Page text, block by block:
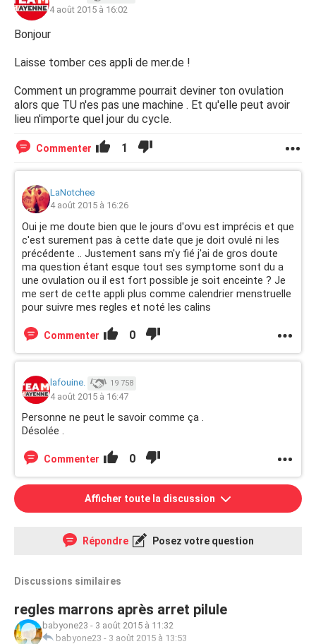
PS : Mon application m'indique que je devrai ovuler le 5/08
mais bon je n'sait pas si mon cycle ai de 35 jours je
commence a peine a le suivre de tres près lol
Des réponses a cette question ? J'ai decouvert ma GEU a
négatif donc tres peur detre decu ou trompé
4 août 2015 à 16:02
Bonjour
Laisse tomber ces appli de mer.de !
Comment un programme pourrait deviner ton ovulation
alors que TU n'es pas une machine . Et qu'elle peut avoir
lieu n'importe quel jour du cycle.
Commenter 1
LaNotchee
4 août 2015 à 16:26
Oui je me doute bien que le jours d'ovu est imprécis et que
c'est surement pas à cette date que je doit ovulé ni les
précédente .. Justement sans m'y fié j'ai de gros doute
ma question étant esque tout ses symptome sont du a
une ovulation ou il est fort possible je soit enceinte ? Je
me sert de cette appli plus comme calendrier menstruelle
pour suivre mes regles et noté les calins
Commenter 0
lafouine. 19 758
4 août 2015 à 16:47
Personne ne peut le savoir comme ça .
Désolée .
Commenter 0
Afficher toute la discussion
Répondre Posez votre question
Discussions similaires
regles marrons après arret pilule
babyone23 - 3 août 2015 à 11:32
babyone23 - 3 août 2015 à 13:53